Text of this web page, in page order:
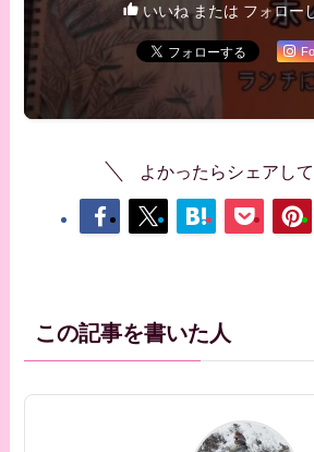
いいね または フォロー
よかったらシェアして
この記事を書いた人